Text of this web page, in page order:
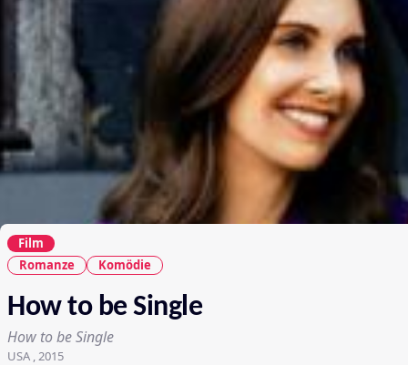
Film
Romanze
Komödie
How to be Single
How to be Single
USA , 2015